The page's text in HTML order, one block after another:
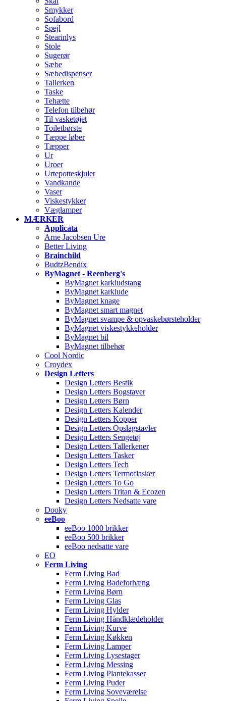
Smykker
Sofabord
Spejl
Stearinlys
Stole
Sugerør
Sæbe
Sæbedispenser
Tallerken
Taske
Tehætte
Telefon tilbehør
Til vasketøjet
Toiletbørste
Tæppe løber
Tæpper
Ur
Uroer
Urtepotteskjuler
Vandkande
Vaser
Viskestykker
Væglamper
MÆRKER
Applicata
Arne Jacobsen Ure
Better Living
Brainchild
BudtzBendix
ByMagnet - Reenberg's
ByMagnet karkludstang
ByMagnet karklude
ByMagnet knage
ByMagnet smart magnet
ByMagnet svampe & opvaskebørsteholder
ByMagnet viskestykkeholder
ByMagnet bil
ByMagnet tilbehør
Cool Nordic
Croydex
Design Letters
Design Letters Bestik
Design Letters Bogstaver
Design Letters Børn
Design Letters Kalender
Design Letters Kopper
Design Letters Opslagstavler
Design Letters Sengetøj
Design Letters Tallerkener
Design Letters Tasker
Design Letters Tech
Design Letters Termoflasker
Design Letters To Go
Design Letters Tritan & Ecozen
Design Letters Nedsatte vare
Dooky
eeBoo
eeBoo 1000 brikker
eeBoo 500 brikker
eeBoo nedsatte vare
EO
Ferm Living
Ferm Living Bad
Ferm Living Badeforhæng
Ferm Living Børn
Ferm Living Glas
Ferm Living Hylder
Ferm Living Håndklædeholder
Ferm Living Kurve
Ferm Living Køkken
Ferm Living Lamper
Ferm Living Lysestager
Ferm Living Messing
Ferm Living Plantekasser
Ferm Living Puder
Ferm Living Soveværelse